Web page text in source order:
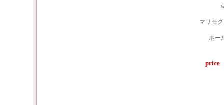
マリモ
ホー
price